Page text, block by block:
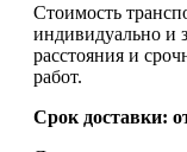
Стоимость
индивидуально и
расстояния и
работ.
Срок доставки: